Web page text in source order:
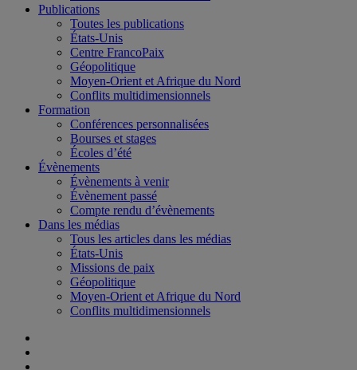
Publications
Toutes les publications
États-Unis
Centre FrancoPaix
Géopolitique
Moyen-Orient et Afrique du Nord
Conflits multidimensionnels
Formation
Conférences personnalisées
Bourses et stages
Écoles d’été
Évènements
Évènements à venir
Évènement passé
Compte rendu d’évènements
Dans les médias
Tous les articles dans les médias
États-Unis
Missions de paix
Géopolitique
Moyen-Orient et Afrique du Nord
Conflits multidimensionnels